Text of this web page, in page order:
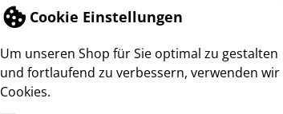
Cookie Einstellungen
Um unseren Shop für Sie optimal zu gestalten
und fortlaufend zu verbessern, verwenden wir
Cookies.